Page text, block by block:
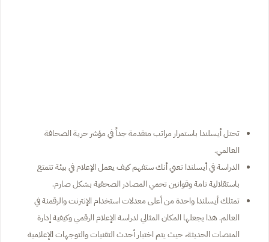
تحتل أيسلندا باستمرار مراتب متقدمة جداً في مؤشر حرية الصحافة
العالمي.
الدراسة في أيسلندا تعني أنك ستفهم كيف يعمل الإعلام في بيئة تتمتع
باستقلالية تامة وقوانين تحمي المصادر الصحفية بشكل صارم.
تمتلك أيسلندا واحدة من أعلى معدلات استخدام الإنترنت والرقمنة في
العالم. هذا يجعلها المكان المثالي لدراسة الإعلام الرقمي وكيفية إدارة
المنصات الحديثة، حيث يتم اختبار أحدث التقنيات والتوجهات الإعلامية